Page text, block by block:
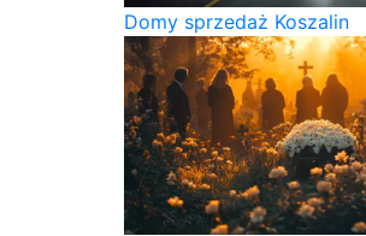
Domy sprzedaż Koszalin